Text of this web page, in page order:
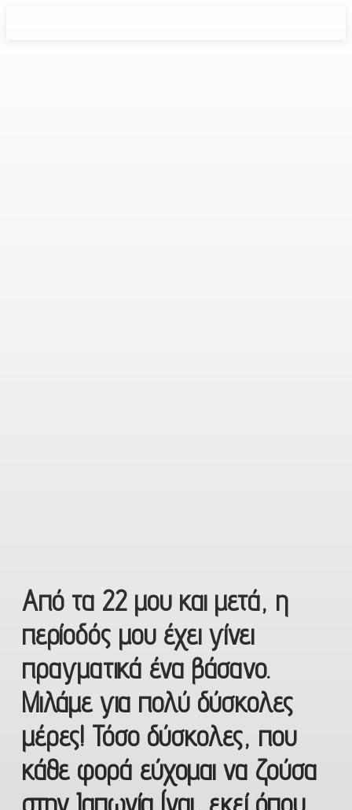
Από τα 22 μου και μετά, η
περίοδός μου έχει γίνει
πραγματικά ένα βάσανο.
Μιλάμε για πολύ δύσκολες
μέρες! Τόσο δύσκολες, που
κάθε φορά εύχομαι να ζούσα